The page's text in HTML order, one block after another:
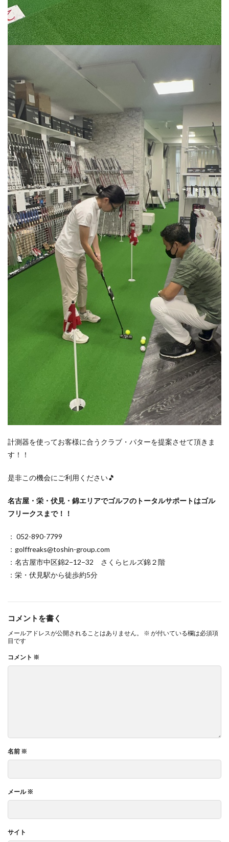
計測器を使ってお客様に合うクラブ・パターを提案させて頂きま
す！！
是非この機会にご利用ください🎵
名古屋・栄・伏見・錦エリアでゴルフのトータルサポートはゴル
フリークスまで！！
： 052-890-7799
：golffreaks@toshin-group.com
：名古屋市中区錦2−12−32 さくらヒルズ錦２階
：栄・伏見駅から徒歩約5分
コメントを書く
メールアドレスが公開されることはありません。 ※ が付いている欄は必須項
目です
コメント ※
名前 ※
メール※
サイト